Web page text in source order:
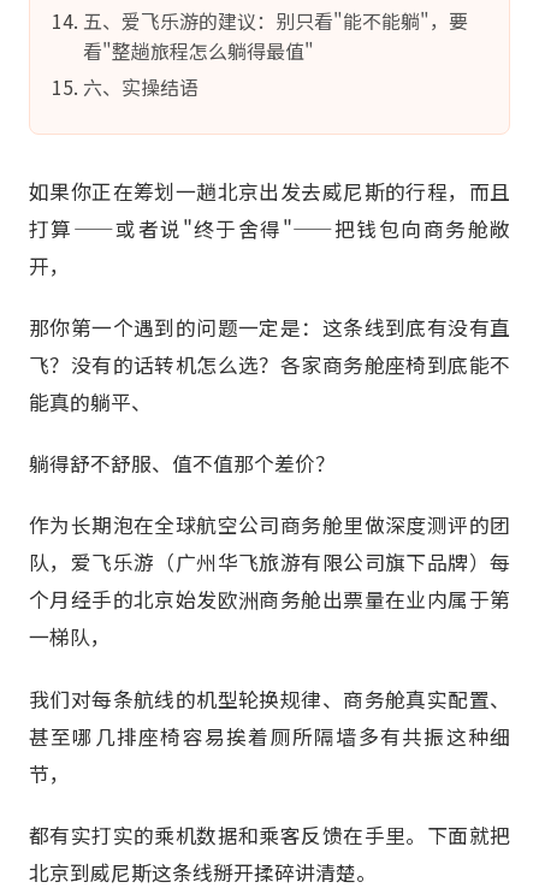
五、爱飞乐游的建议：别只看"能不能躺"，要
看"整趟旅程怎么躺得最值"
六、实操结语
如果你正在筹划一趟北京出发去威尼斯的行程，而且
打算——或者说"终于舍得"——把钱包向商务舱敞
开，
那你第一个遇到的问题一定是：这条线到底有没有直
飞？没有的话转机怎么选？各家商务舱座椅到底能不
能真的躺平、
躺得舒不舒服、值不值那个差价？
作为长期泡在全球航空公司商务舱里做深度测评的团
队，爱飞乐游（广州华飞旅游有限公司旗下品牌）每
个月经手的北京始发欧洲商务舱出票量在业内属于第
一梯队，
我们对每条航线的机型轮换规律、商务舱真实配置、
甚至哪几排座椅容易挨着厕所隔墙多有共振这种细
节，
都有实打实的乘机数据和乘客反馈在手里。下面就把
北京到威尼斯这条线掰开揉碎讲清楚。